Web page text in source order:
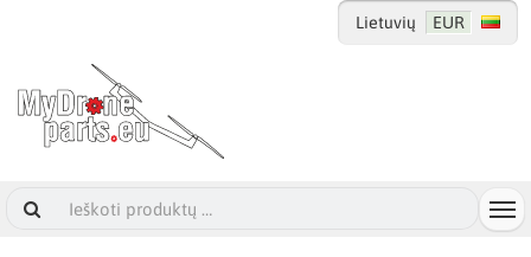
Lietuvių EUR